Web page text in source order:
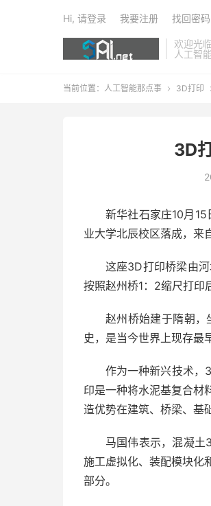
欢迎光临
人工智
Hi, 请登录 我要注册 找回密码
当前位置： 人工智能那点事  3D打印
3D
新华社石家庄10月
业大学北辰校区落成，来
这座3D打印桥梁由
按照赵州桥1：2缩尺打印
赵州桥始建于隋朝，
史，是当今世界上现存最
作为一种新兴技术，
印是一种将水泥基复合材
造优势在建筑、桥梁、基
马国伟表示，混凝土
施工虚拟化、装配模块化
部分。